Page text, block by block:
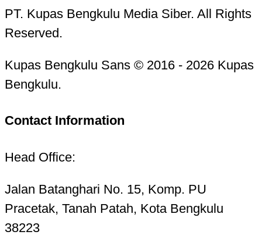
PT. Kupas Bengkulu Media Siber. All Rights
Reserved.
Kupas Bengkulu Sans © 2016 - 2026 Kupas
Bengkulu.
Contact Information
Head Office:
Jalan Batanghari No. 15, Komp. PU
Pracetak, Tanah Patah, Kota Bengkulu
38223